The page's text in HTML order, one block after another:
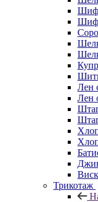
Лен
Лен
Трикотаж